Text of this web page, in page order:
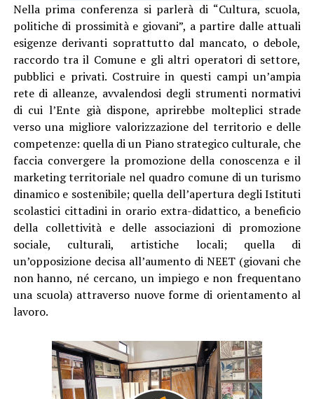
Nella prima conferenza si parlerà di “Cultura, scuola,
politiche di prossimità e giovani”, a partire dalle attuali
esigenze derivanti soprattutto dal mancato, o debole,
raccordo tra il Comune e gli altri operatori di settore,
pubblici e privati. Costruire in questi campi un’ampia
rete di alleanze, avvalendosi degli strumenti normativi
di cui l’Ente già dispone, aprirebbe molteplici strade
verso una migliore valorizzazione del territorio e delle
competenze: quella di un Piano strategico culturale, che
faccia convergere la promozione della conoscenza e il
marketing territoriale nel quadro comune di un turismo
dinamico e sostenibile; quella dell’apertura degli Istituti
scolastici cittadini in orario extra-didattico, a beneficio
della collettività e delle associazioni di promozione
sociale, culturali, artistiche locali; quella di
un’opposizione decisa all’aumento di NEET (giovani che
non hanno, né cercano, un impiego e non frequentano
una scuola) attraverso nuove forme di orientamento al
lavoro.